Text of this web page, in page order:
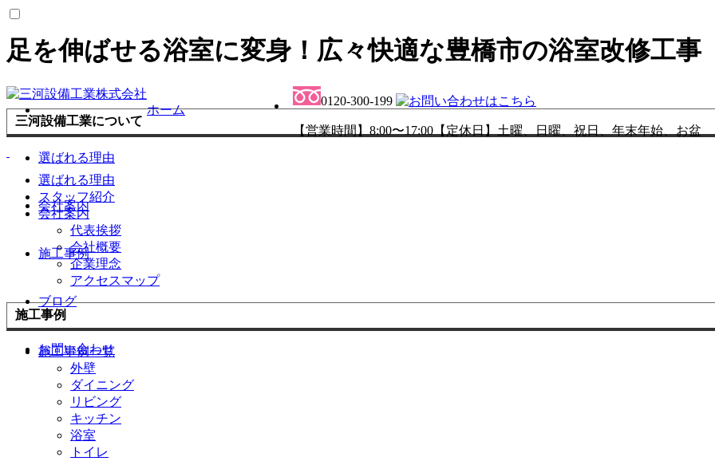
足を伸ばせる浴室に変身！広々快適な豊橋市の浴室改修工事
0120-300-199
【営業時間】8:00〜17:00【定休日】土曜、日曜、祝日、年末年始、お盆
ホーム
選ばれる理由
会社案内
施工事例
ブログ
お問い合わせ
三河設備工業について
選ばれる理由
スタッフ紹介
会社案内
代表挨拶
会社概要
企業理念
アクセスマップ
施工事例
施工事例一覧
外壁
ダイニング
リビング
キッチン
浴室
トイレ